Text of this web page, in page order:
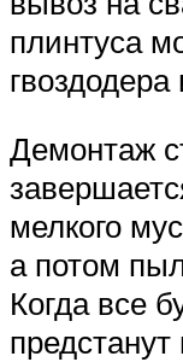
плинтуса
гвоздодера
Демонтаж
мелкого
а потом
Когда все